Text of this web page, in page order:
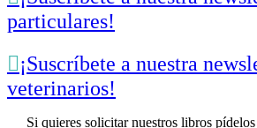
particulares!
¡Suscríbete a nuestra
veterinarios!
Si quieres solicitar nuestros libros